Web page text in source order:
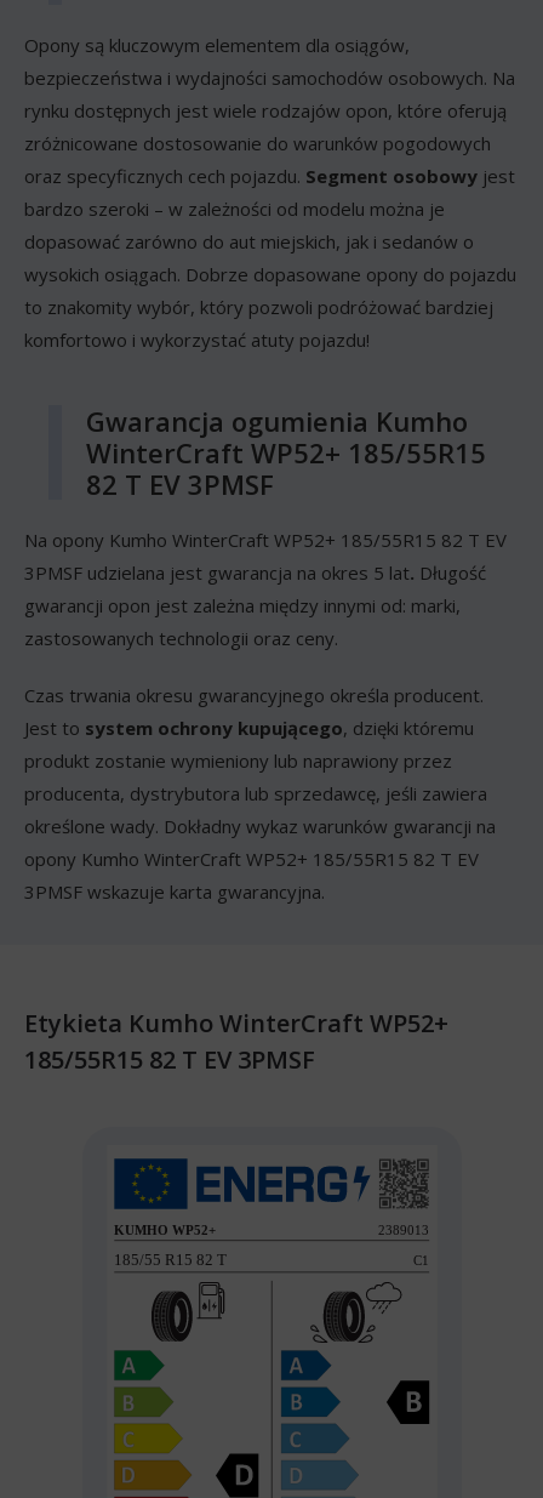
Opony są kluczowym elementem dla osiągów,
bezpieczeństwa i wydajności samochodów osobowych. Na
rynku dostępnych jest wiele rodzajów opon, które oferują
zróżnicowane dostosowanie do warunków pogodowych
oraz specyficznych cech pojazdu. Segment osobowy jest
bardzo szeroki – w zależności od modelu można je
dopasować zarówno do aut miejskich, jak i sedanów o
wysokich osiągach. Dobrze dopasowane opony do pojazdu
to znakomity wybór, który pozwoli podróżować bardziej
komfortowo i wykorzystać atuty pojazdu!
Gwarancja ogumienia Kumho
WinterCraft WP52+ 185/55R15
82 T EV 3PMSF
Na opony Kumho WinterCraft WP52+ 185/55R15 82 T EV
3PMSF udzielana jest gwarancja na okres 5 lat. Długość
gwarancji opon jest zależna między innymi od: marki,
zastosowanych technologii oraz ceny.
Czas trwania okresu gwarancyjnego określa producent.
Jest to system ochrony kupującego, dzięki któremu
produkt zostanie wymieniony lub naprawiony przez
producenta, dystrybutora lub sprzedawcę, jeśli zawiera
określone wady. Dokładny wykaz warunków gwarancji na
opony Kumho WinterCraft WP52+ 185/55R15 82 T EV
3PMSF wskazuje karta gwarancyjna.
Etykieta Kumho WinterCraft WP52+
185/55R15 82 T EV 3PMSF